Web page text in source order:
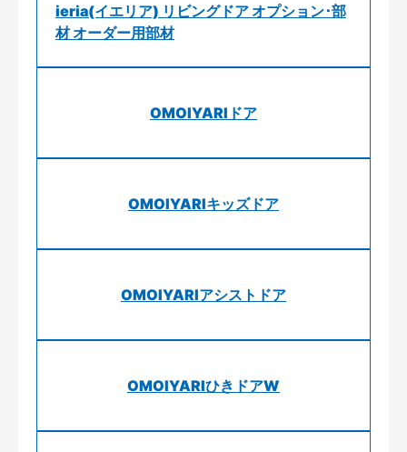
ieria(イエリア) リビングドア オプション･部
材 オーダー用部材
OMOIYARIドア
OMOIYARIキッズドア
OMOIYARIアシストドア
OMOIYARIひきドアW